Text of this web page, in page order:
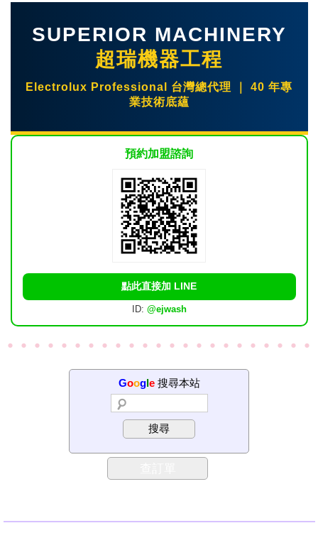
SUPERIOR MACHINERY
超瑞機器工程
Electrolux Professional 台灣總代理 ｜ 40 年專
業技術底蘊
預約加盟諮詢
點此直接加 LINE
ID: @ejwash
Googl e搜尋本站
搜尋